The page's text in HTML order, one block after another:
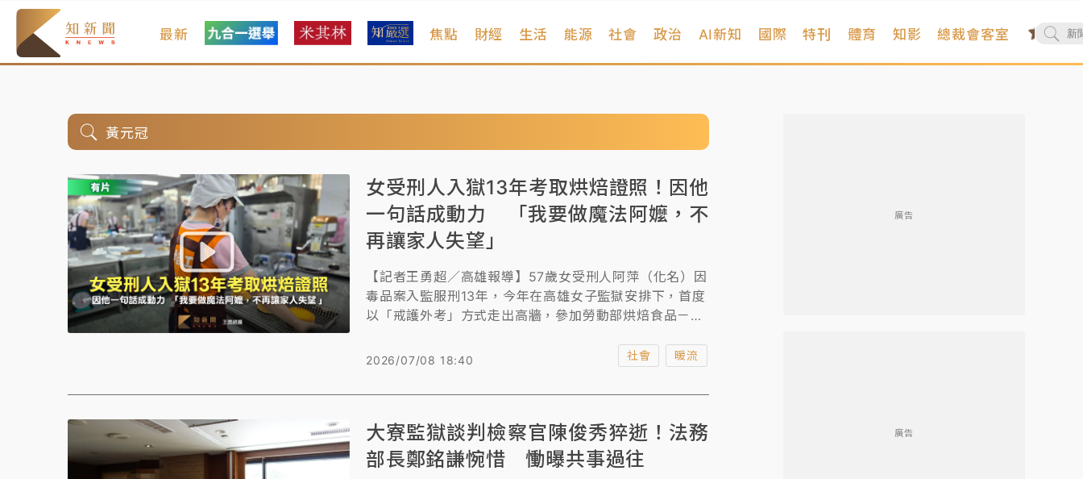
最新 焦點 財經 生活 能源 社會 政治 AI新知 國際 特刊 體育 知影 總裁會客室
黃元冠
女受刑人入獄13年考取烘焙證照！因他
一句話成動力 「我要做魔法阿嬤，不
再讓家人失望」
【記者王勇超／高雄報導】57歲女受刑人阿萍（化名）因
毒品案入監服刑13年，今年在高雄女子監獄安排下，首度
以「戒護外考」方式走出高牆，參加勞動部烘焙食品－麵
訪時表示，當時這張證照讓她重新找回自信，也重新拉近
另一位同學約定好了，以後再也不會成為社會上的問題，
勉勵她，「考過了，我一定來看妳」，讓她天天提醒自己
一定要考過，今天黃元冠也重回監獄給予鼓勵，並體驗製
作太陽餅。
2026/07/08 18:40 社會 暖流
大寮監獄談判檢察官陳俊秀猝逝！法務
部長鄭銘謙惋惜 慟曝共事過往
廣告
廣告